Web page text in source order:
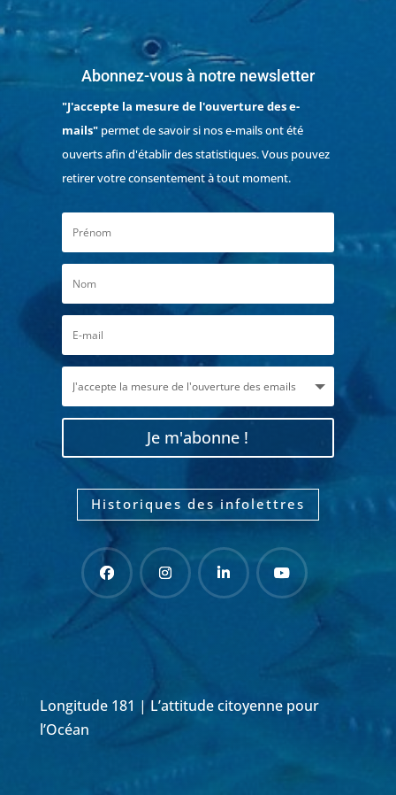
Abonnez-vous à notre newsletter
"J'accepte la mesure de l'ouverture des e-
mails"permet de savoir si nos e-mails ont été
ouverts afin d'établir des statistiques. Vous pouvez
retirer votre consentement à tout moment.
Je m'abonne !
Historiques des infolettres
Longitude 181 | L’attitude citoyenne pour
l’Océan